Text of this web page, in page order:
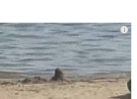
i